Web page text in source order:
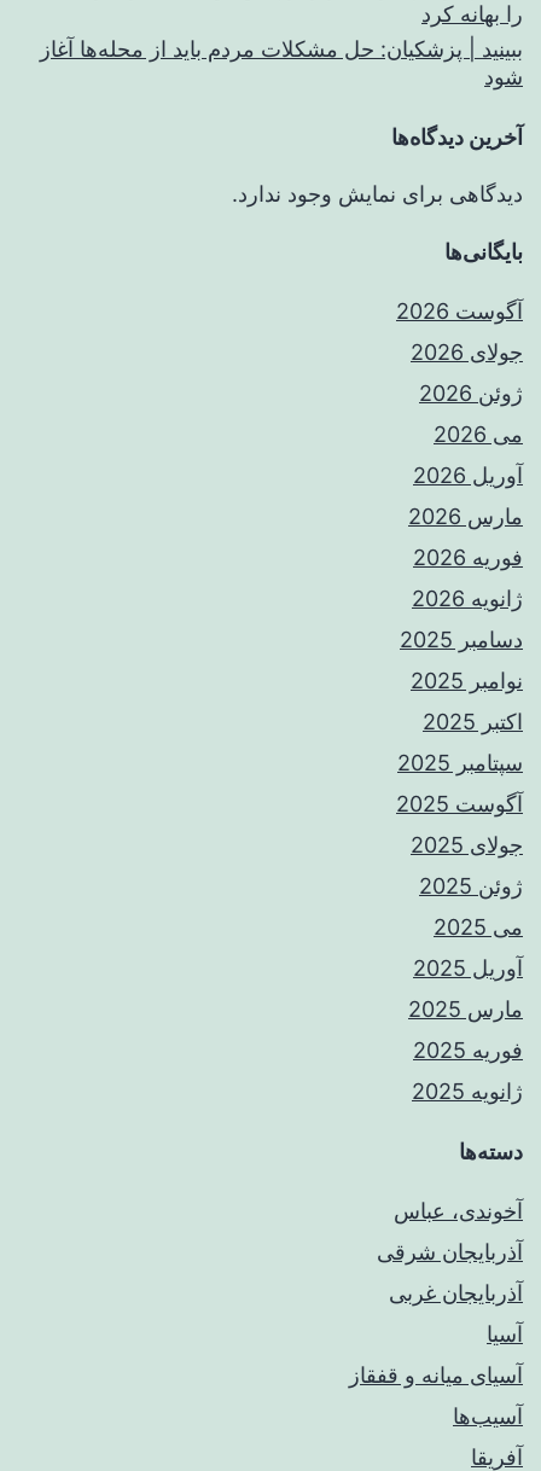
را بهانه کرد
ببینید | پزشکیان: حل مشکلات مردم باید از محله‌ها آغاز
شود
آخرین دیدگاه‌ها
دیدگاهی برای نمایش وجود ندارد.
بایگانی‌ها
آگوست 2026
جولای 2026
ژوئن 2026
می 2026
آوریل 2026
مارس 2026
فوریه 2026
ژانویه 2026
دسامبر 2025
نوامبر 2025
اکتبر 2025
سپتامبر 2025
آگوست 2025
جولای 2025
ژوئن 2025
می 2025
آوریل 2025
مارس 2025
فوریه 2025
ژانویه 2025
دسته‌ها
آخوندی، عباس
آذربایجان شرقی
آذربایجان غربی
آسیا
آسیای میانه و قفقاز
آسیب‌ها
آفریقا